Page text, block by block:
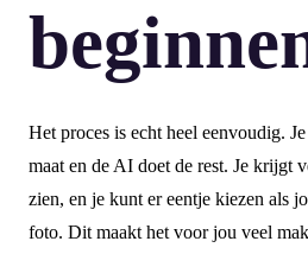
Het proces is echt heel eenvoudig.
maat en de AI doet de rest. Je krijgt
zien, en je kunt er eentje kiezen als
foto. Dit maakt het voor jou veel